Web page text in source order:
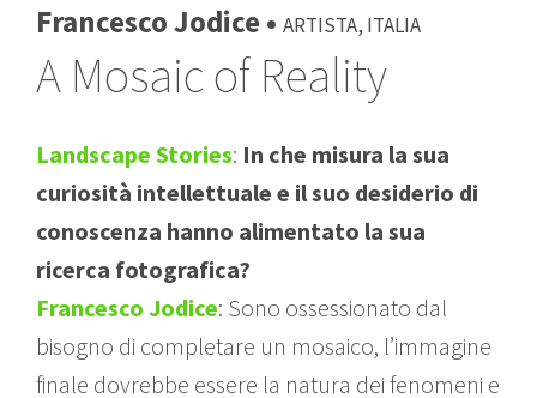
Francesco Jodice •Artista, Italia
A Mosaic of Reality
Landscape Stories: In che misura la sua
curiosità intellettuale e il suo desiderio di
conoscenza hanno alimentato la sua
ricerca fotografica?
Francesco Jodice: Sono ossessionato dal
bisogno di completare un mosaico, l’immagine
finale dovrebbe essere la natura dei fenomeni e